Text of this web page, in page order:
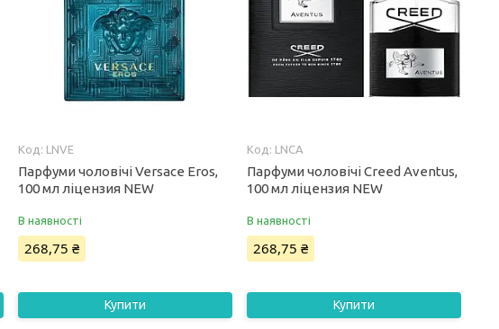
LNVE
Парфуми чоловічі Versace Eros,
100 мл ліцензия NEW
В наявності
268,75 ₴
Купити
LNCA
Парфуми чоловічі Creed Aventus,
100 мл ліцензия NEW
В наявності
268,75 ₴
Купити